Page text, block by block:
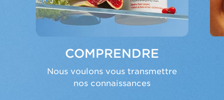
COMPRENDRE
Nous voulons vous transmettre
nos connaissances